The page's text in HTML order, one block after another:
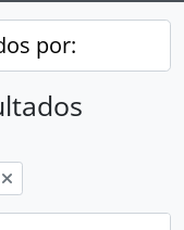
por: